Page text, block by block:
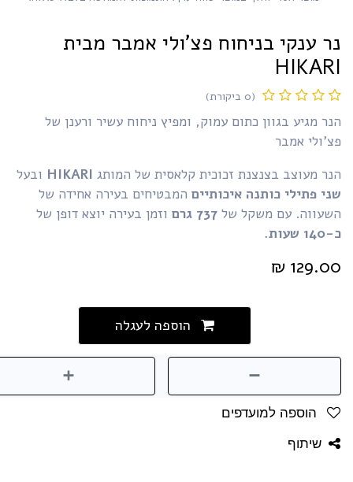
ענקי בניחוח פצ'ולי אמבר מבית
(0 ביקורת)
מגיע בגוון כתום עמוק, ומפיץ ניחוח עשיר ורענן של
אמבר
מעוצב בצנצנת זכוכית קלאסית של המותגHIKARI ובעל
פתילי כותנה איכותייםהמבטיחים בעירה אחידה של
עם משקל של737 גרם
וזמן בעירה יוצא דופן של
₪
הוספה לעגלה
הוספה למועדפים
שיתוף